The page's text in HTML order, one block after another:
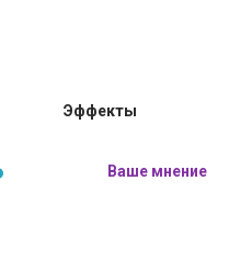
Эффекты
Ваше мнение